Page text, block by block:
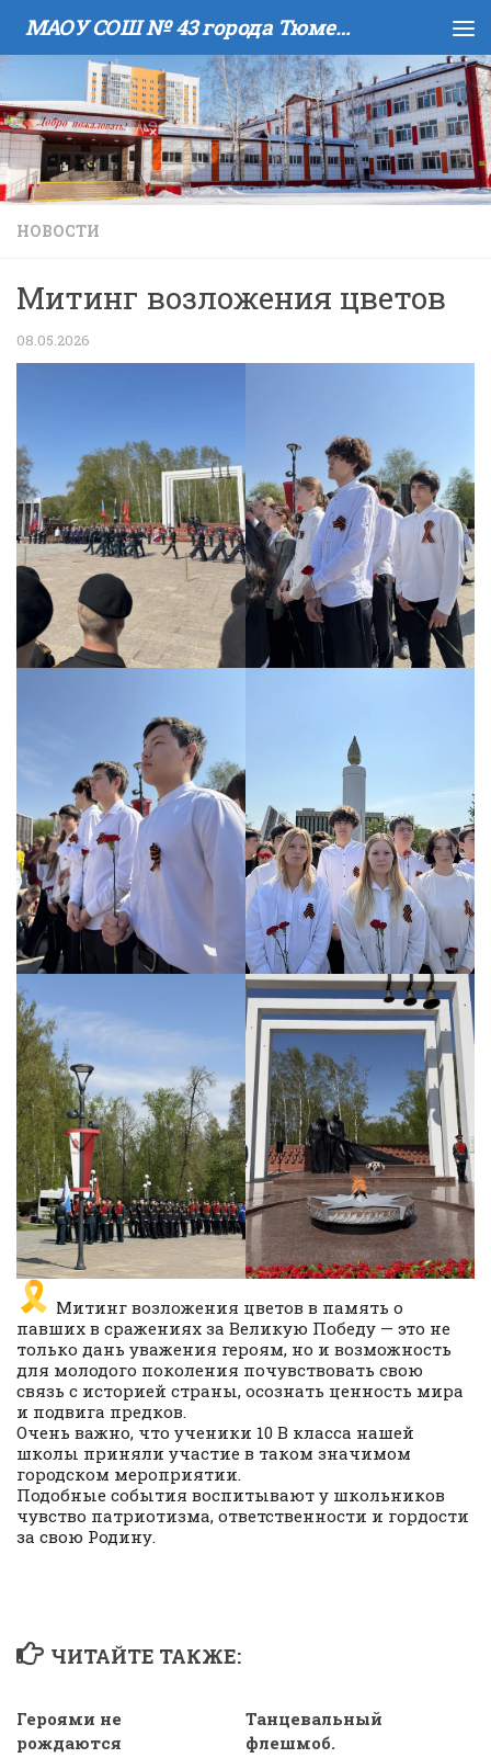
Skip to content МАОУ COШ № 43 города Тюмени имени В.И. Муравленко
НОВОСТИ
Митинг возложения цветов
08.05.2026
Митинг возложения цветов в память о
павших в сражениях за Великую Победу — это не
только дань уважения героям, но и возможность
для молодого поколения почувствовать свою
связь с историей страны, осознать ценность мира
и подвига предков.
Очень важно, что ученики 10 В класса нашей
школы приняли участие в таком значимом
городском мероприятии.
Подобные события воспитывают у школьников
чувство патриотизма, ответственности и гордости
за свою Родину.
ЧИТАЙТЕ ТАКЖЕ:
Героями не
рождаются
Танцевальный
флешмоб.